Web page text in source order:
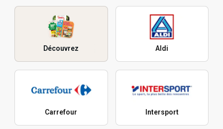
Découvrez Aldi
Carrefour Intersport